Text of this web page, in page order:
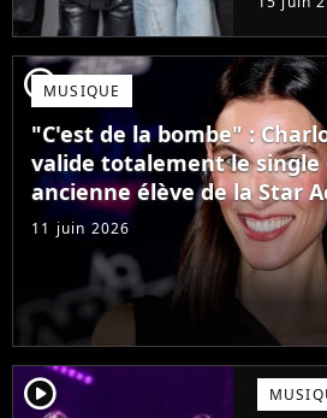
son
la
vu
se
player2MUSIQUE
"C'est de la bombe" :
valide totalement le single
ancienne élève de la Star
11 juin 2026
player2